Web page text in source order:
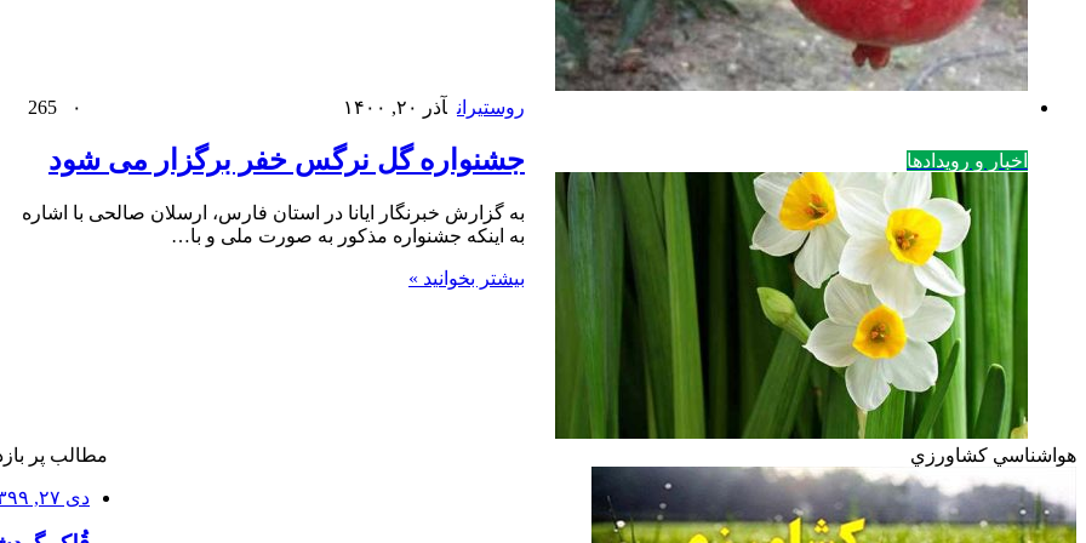
اخبار و رویدادها
روستیران آذر ۲۰, ۱۴۰۰ ۰
جشنواره گل نرگس خفر برگزار می شود
به گزارش خبرنگار ایانا در استان فارس، ارسلان صالحی با اشاره
به اینکه جشنواره مذکور به صورت ملی و با…
بیشتر بخوانید »
هواشناسي كشاورزي مطالب پر
دی ۲۷, ۱۳۹۹